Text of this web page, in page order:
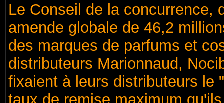
Le Conseil de la concurrence,
amende globale de 46,2
des marques de parfums et
distributeurs Marionnaud,
fixaient à leurs distributeurs le